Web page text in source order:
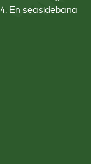
En seasidebana